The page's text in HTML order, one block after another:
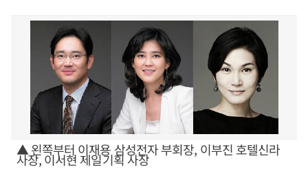
▲ 왼쪽부터 이재용 삼성전자 부회장, 이부진 호텔신라
사장, 이서현 제일기획 사장